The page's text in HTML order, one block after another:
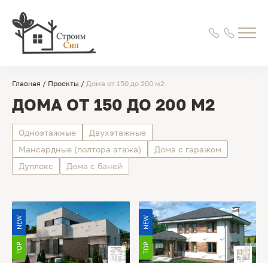
Главная / Проекты / Дома от 150 до 200 м2
ДОМА ОТ 150 ДО 200 М2
Одноэтажные
Двухэтажные
Мансардные (полтора этажа)
Дома с гаражом
Дуплекс
Дома с баней
NEW
TOP
NEW
TOP